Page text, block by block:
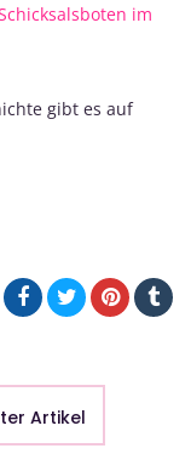
im
gibt es auf
Artikel